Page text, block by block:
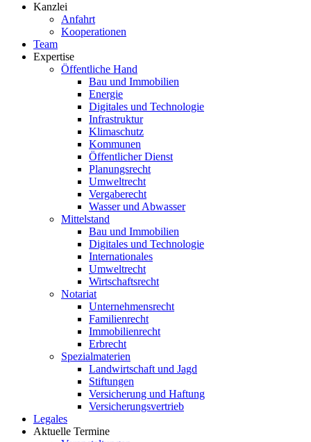
Kanzlei
Anfahrt
Kooperationen
Team
Expertise
Öffentliche Hand
Bau und Immobilien
Energie
Digitales und Technologie
Infrastruktur
Klimaschutz
Kommunen
Öffentlicher Dienst
Planungsrecht
Umweltrecht
Vergaberecht
Wasser und Abwasser
Mittelstand
Bau und Immobilien
Digitales und Technologie
Internationales
Umweltrecht
Wirtschaftsrecht
Notariat
Unternehmensrecht
Familienrecht
Immobilienrecht
Erbrecht
Spezialmaterien
Landwirtschaft und Jagd
Stiftungen
Versicherung und Haftung
Versicherungsvertrieb
Legales
Aktuelle Termine